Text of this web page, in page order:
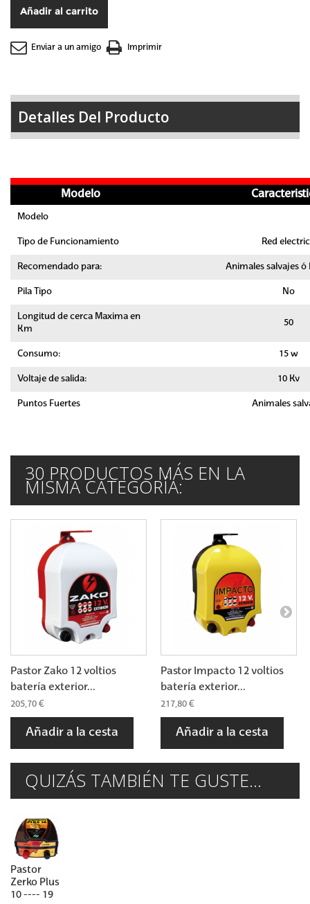
Añadir al carrito
Enviar a un amigo Imprimir
Detalles Del Producto
Modelo
Modelo
Tipo de Funcionamiento Red
Recomendado para: Animales salvajes ó
Pila Tipo No
Longitud de cerca Maxima en
Km
50
Consumo: 15 w
Voltaje de salida: 10 Kv
Puntos Fuertes Animales
30 PRODUCTOS MÁS EN LA
MISMA CATEGORÍA:
Pastor Zako 12 voltios
batería exterior...
205,70 €
Añadir a la cesta
Pastor Impacto 12 voltios
batería exterior...
217,80 €
Añadir a la cesta
QUIZÁS TAMBIÉN TE GUSTE...
Pastor
Zerko Plus
10 ---- 19